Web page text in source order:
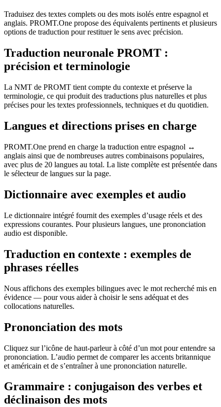
Traduisez des textes complets ou des mots isolés entre espagnol et
anglais. PROMT.One propose des équivalents pertinents et plusieurs
options de traduction pour restituer le sens avec précision.
Traduction neuronale PROMT :
précision et terminologie
La NMT de PROMT tient compte du contexte et préserve la
terminologie, ce qui produit des traductions plus naturelles et plus
précises pour les textes professionnels, techniques et du quotidien.
Langues et directions prises en charge
PROMT.One prend en charge la traduction entre espagnol ↔
anglais ainsi que de nombreuses autres combinaisons populaires,
avec plus de 20 langues au total. La liste complète est présentée dans
le sélecteur de langues sur la page.
Dictionnaire avec exemples et audio
Le dictionnaire intégré fournit des exemples d’usage réels et des
expressions courantes. Pour plusieurs langues, une prononciation
audio est disponible.
Traduction en contexte : exemples de
phrases réelles
Nous affichons des exemples bilingues avec le mot recherché mis en
évidence — pour vous aider à choisir le sens adéquat et des
collocations naturelles.
Prononciation des mots
Cliquez sur l’icône de haut-parleur à côté d’un mot pour entendre sa
prononciation. L’audio permet de comparer les accents britannique
et américain et de s’entraîner à une prononciation naturelle.
Grammaire : conjugaison des verbes et
déclinaison des mots